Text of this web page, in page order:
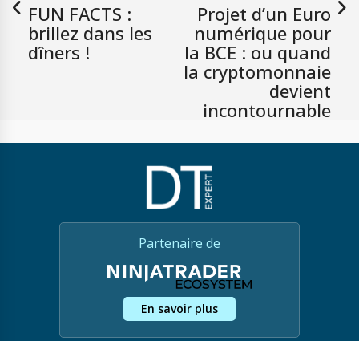
FUN FACTS :
brillez dans les
dîners !
Projet d’un Euro
numérique pour
la BCE : ou quand
la cryptomonnaie
devient
incontournable
Partenaire de
En savoir plus